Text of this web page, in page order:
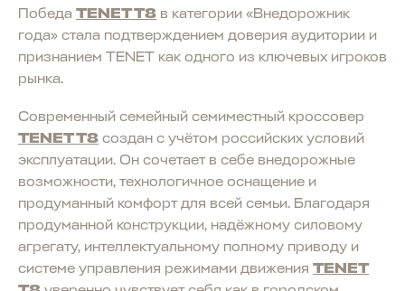
Победа TENET T8 в категории «Внедорожник
года» стала подтверждением доверия аудитории и
признанием TENET как одного из ключевых игроков
рынка.
Современный семейный семиместный кроссовер
TENET T8 создан с учётом российских условий
эксплуатации. Он сочетает в себе внедорожные
возможности, технологичное оснащение и
продуманный комфорт для всей семьи. Благодаря
продуманной конструкции, надёжному силовому
агрегату, интеллектуальному полному приводу и
системе управления режимами движения TENET